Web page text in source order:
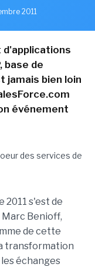
2011
base de
jamais bien loin
événement
2011 s'est de
Benioff,
de cette
transformation
échanges